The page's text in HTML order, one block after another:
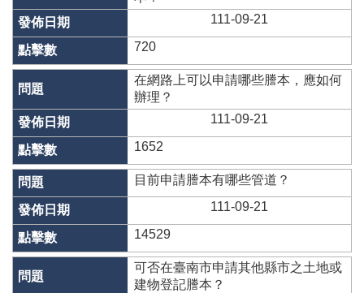
地
籍
圖
未
辦
繼
承
實
價
登
錄
網
站
導
111-09-21
720
在網路上可以申請哪些謄本，應如何
辦理？
111-09-21
1652
目前申請謄本有哪些管道？
111-09-21
14529
可否在臺南市申請其他縣市之土地或
建物登記謄本？